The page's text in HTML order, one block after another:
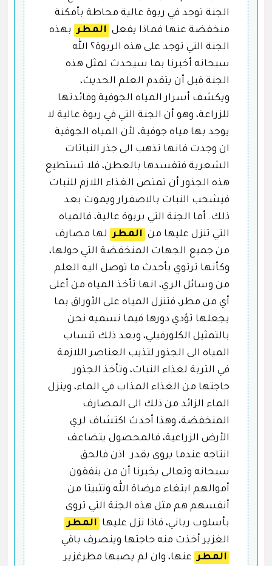
الجنة توجد في ربوة عالية محاطة بأمكنة
منخفضة عنها فماذا يفعل المطر بهذه
الجنة التي توجد على هذه الربوة؟ الله
سبحانه أخبرنا بما سيحدث لمثل هذه
الجنة قبل أن يتقدم العلم الحديث،
ويكشف أسرار المياه الجوفية وفائدتها
للزراعة، وهو أن الجنة التي في ربوة عالية لا
يوجد بها مياه جوفية، لأن المياه الجوفية
ان وجدت فانها تذهب الى جذر النباتات
الشعرية فتفسدها بالعطن، فلا تستطيع
هذه الجذور أن تمتص الغذاء اللازم للنبات
فيشحب النبات بالاصفرار ويموت بعد
ذلك. أما الجنة التي بربوة عالية، فالمياه
التي تنزل عليها من المطر لها مصارف
من جميع الجهات المنخفضة التي حولها،
وكأنها ترتوي بأحدث ما توصل اليه العلم
من وسائل الري، انها تأخذ المياه من أعلى
أي من مطر، فتنزل المياه على الأوراق بما
يجعلها تؤدي دورها فيما نسميه نحن
بالتمثيل الكلورفيلي، وبعد ذلك تنساب
المياه الى الجذور لتذيب العناصر اللازمة
في التربة لغذاء النبات، وتأخذ الجذور
حاجتها من الغذاء المذاب في الماء، وينزل
الماء الزائد من ذلك الى المصارف
المنخفضة، وهذا أحدث اكتشاف لري
الأرض الزراعية، فالمحصول يتضاعف
انتاجه عندما يروى بقدر. اذن فالحق
سبحانه وتعالى يخبرنا أن من ينفقون
أموالهم ابتغاء مرضاة الله وتثبيتا من
أنفسهم هم مثل هذه الجنة التي تروى
بأسلوب رباني، فاذا نزل عليها المطر
الغزير أخذت منه حاجتها وينصرف باقي
المطر عنها، وان لم يصبها مطرغزير